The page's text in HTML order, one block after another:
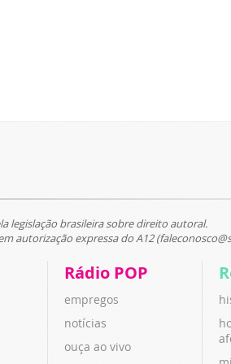
legislação brasileira sobre direito autoral.
autorização expressa do A12
Rádio POP
empregos
notícias
ouça ao vivo